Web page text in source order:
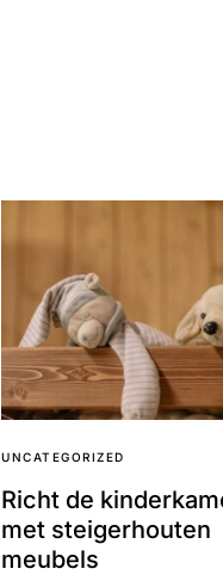
UNCATEGORIZED
Richt de
met steigerhouten
meubels